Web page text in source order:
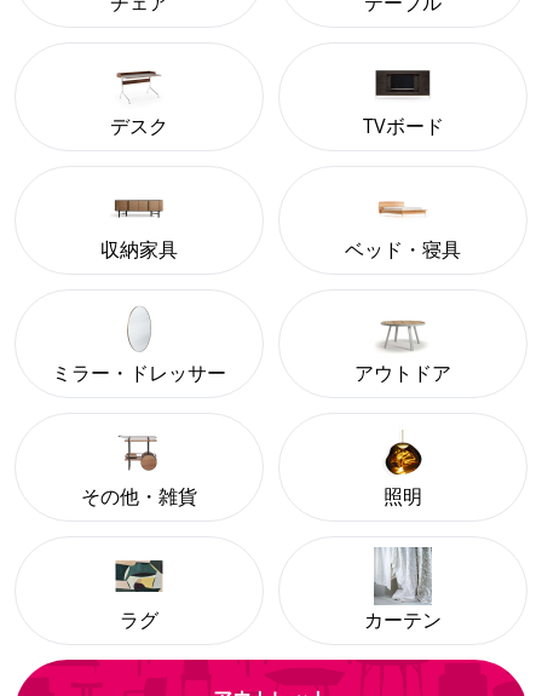
デスク TVボード
収納家具 ベッド・寝具
ミラー・ドレッサー アウトドア
その他・雑貨 照明
ラグ カーテン